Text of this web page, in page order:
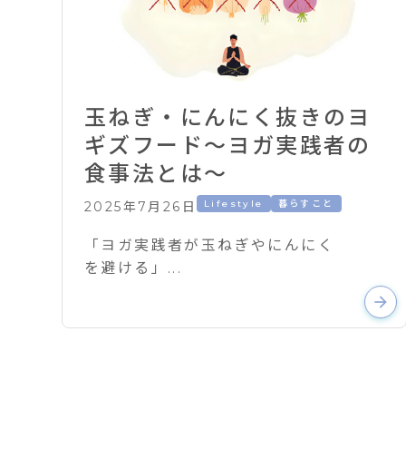
玉ねぎ・にんにく抜きのヨ
ギズフード〜ヨガ実践者の
食事法とは〜
2025年7月26日 Lifestyle 暮らすこと
「ヨガ実践者が玉ねぎやにんにく
を避ける」...
arrow_forward